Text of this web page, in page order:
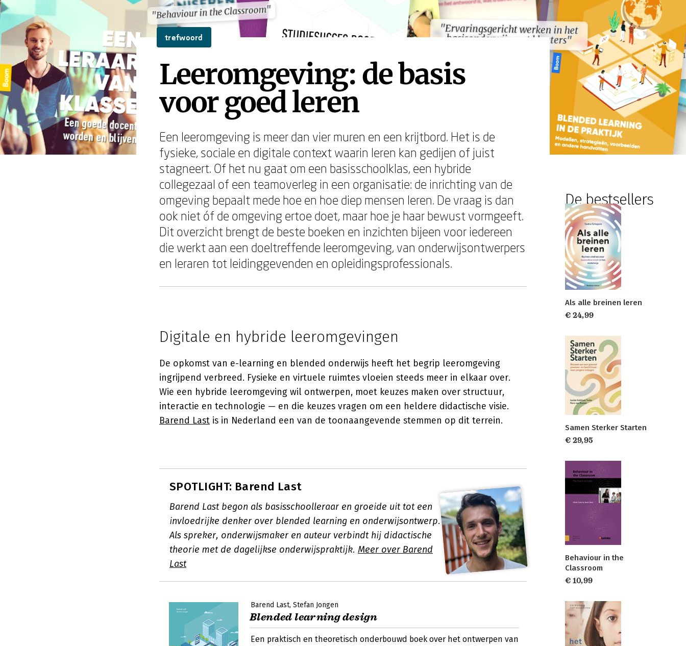
"Behaviour in the Classroom"
"Ervaringsgericht werken in het
basisonderwijs met kleuters"
"Behaviour in the Classroom"
"Ervaringsgericht werken in het
basisonderwijs met kleuters"
trefwoord
Leeromgeving: de basis
voor goed leren
Een leeromgeving is meer dan vier muren en een krijtbord. Het is de
fysieke, sociale en digitale context waarin leren kan gedijen of juist
stagneert. Of het nu gaat om een basisschoolklas, een hybride
collegezaal of een teamoverleg in een organisatie: de inrichting van de
omgeving bepaalt mede hoe en hoe diep mensen leren. De vraag is dan
ook niet óf de omgeving ertoe doet, maar hoe je haar bewust vormgeeft.
Dit overzicht brengt de beste boeken en inzichten bijeen voor iedereen
die werkt aan een doeltreffende leeromgeving, van onderwijsontwerpers
en leraren tot leidinggevenden en opleidingsprofessionals.
Digitale en hybride leeromgevingen
De opkomst van e-learning en blended onderwijs heeft het begrip leeromgeving
ingrijpend verbreed. Fysieke en virtuele ruimtes vloeien steeds meer in elkaar over.
Wie een hybride leeromgeving wil ontwerpen, moet keuzes maken over structuur,
interactie en technologie — en die keuzes vragen om een heldere didactische visie.
Barend Last is in Nederland een van de toonaangevende stemmen op dit terrein.
SPOTLIGHT: Barend Last
Barend Last begon als basisschoolleraar en groeide uit tot een
invloedrijke denker over blended learning en onderwijsontwerp.
Als spreker, onderwijsmaker en auteur verbindt hij didactische
theorie met de dagelijkse onderwijspraktijk. Meer over Barend
Last
Barend Last Stefan Jongen
Blended learning design
Een praktisch en theoretisch onderbouwd boek over het ontwerpen van
De bestsellers
Als alle breinen leren
€ 24,99
Samen Sterker Starten
€ 29,95
Behaviour in the
Classroom
€ 10,99